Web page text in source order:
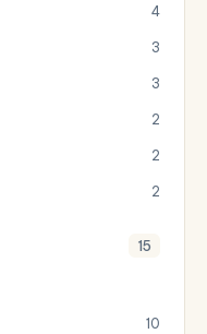
4
3
3
2
2
2
15
10